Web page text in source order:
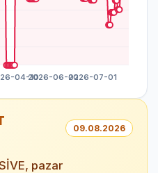
09.08.2026
pazar